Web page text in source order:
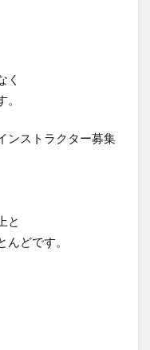
く
ンストラクター募集
と
どです。